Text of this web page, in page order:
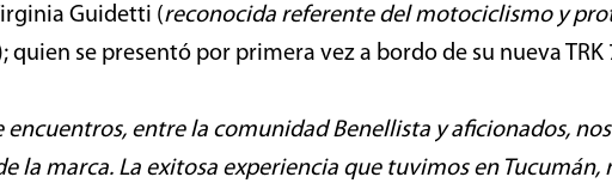
Guidetti (reconocida referente del motociclismo y
quien se presentó por primera vez a bordo de su nueva TRK
encuentros, entre la comunidad Benellista y aficionados,
la marca. La exitosa experiencia que tuvimos en